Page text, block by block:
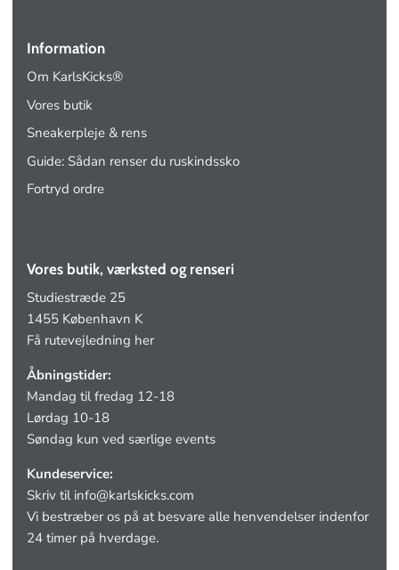
Information
Om KarlsKicks®
Vores butik
Sneakerpleje & rens
Guide: Sådan renser du ruskindssko
Fortryd ordre
Vores butik, værksted og renseri
Studiestræde 25
1455 København K
Få rutevejledning her
Åbningstider:
Mandag til fredag 12-18
Lørdag 10-18
Søndag kun ved særlige events
Kundeservice:
Skriv til info@karlskicks.com
Vi bestræber os på at besvare alle henvendelser indenfor
24 timer på hverdage.